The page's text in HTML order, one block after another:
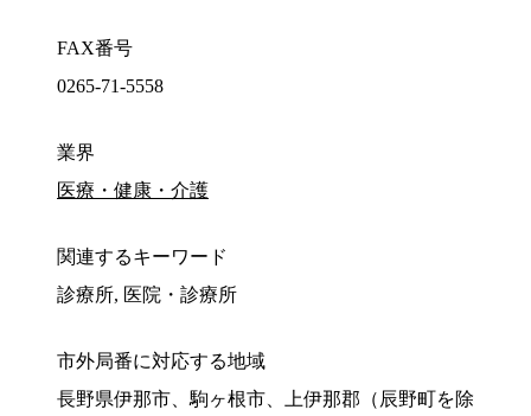
FAX番号
0265-71-5558
業界
医療・健康・介護
関連するキーワード
診療所, 医院・診療所
市外局番に対応する地域
長野県伊那市、駒ヶ根市、上伊那郡（辰野町を除